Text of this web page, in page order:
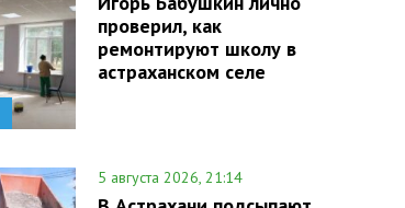
проверил, как
ремонтируют школу в
астраханском селе
5 августа 2026, 21:14